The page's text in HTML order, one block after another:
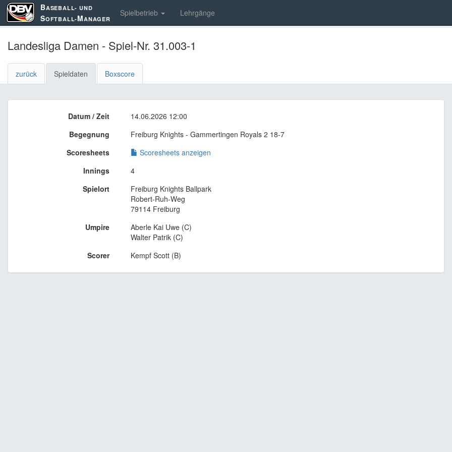
BASEBALL- UND
SOFTBALL-MANAGER
Spielbetrieb Lehrgänge
Landesliga Damen - Spiel-Nr. 31.003-1
zurück Spieldaten Boxscore
Datum / Zeit
14.06.2026 12:00
Begegnung
Freiburg Knights - Gammertingen Royals 2 18-7
Scoresheets
Scoresheets anzeigen
Innings
4
Spielort
Freiburg Knights Ballpark
Robert-Ruh-Weg
79114 Freiburg
Umpire
Aberle Kai Uwe (C)
Walter Patrik (C)
Scorer
Kempf Scott (B)